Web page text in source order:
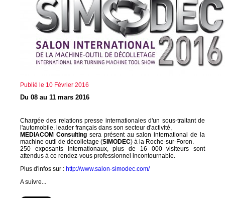
Publié le 10 Février 2016
Du 08 au 11 mars 2016
Chargée des relations presse internationales d'un sous-traitant de
l'automobile, leader français dans son secteur d'activité,
MEDIACOM Consulting sera présent au salon international de la
machine outil de décolletage (SIMODEC) à la Roche-sur-Foron.
250 exposants internationaux, plus de 16 000 visiteurs sont
attendus à ce rendez-vous professionnel incontournable.
Plus d'infos sur : http://www.salon-simodec.com/
A suivre...